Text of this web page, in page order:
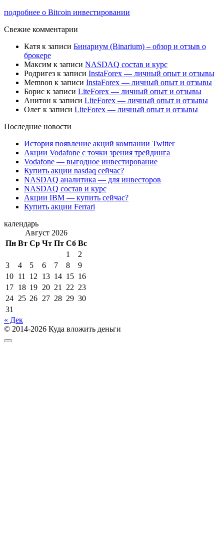
подробнее о Bitcoin инвестировании
Свежие комментарии
Катя к записи Бинариум (Binarium) – обзор и отзыв о
брокере
Максим к записи NASDAQ состав и курс
Родригез к записи InstaForex — личный опыт и отзывы
Memnon к записи InstaForex — личный опыт и отзывы
Борис к записи LiteForex — личный опыт и отзывы
Анитон к записи LiteForex — личный опыт и отзывы
Олег к записи LiteForex — личный опыт и отзывы
Последние новости
История появление акций компании Twitter
Акции Vodafone с точки зрения трейдинга
Vodafone — выгодное инвестирование
Купить акции nasdaq сейчас?
NASDAQ аналитика — для инвесторов
NASDAQ состав и курс
Акции IBM — купить сейчас?
Купить акции Ferrari
календарь
Август 2026
Пн Вт Ср Чт Пт Сб Вс
1
2
3
4 5 6 7 8
9
10 11 12 13 14 15 16
17 18 19 20 21 22 23
24 25 26 27 28 29 30
31
« Дек
© 2014-2026 Куда вложить деньги